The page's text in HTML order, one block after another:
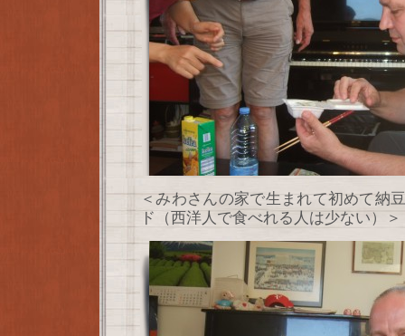
＜みわさんの家で生まれて初めて納
ド（西洋人で食べれる人は少ない）＞